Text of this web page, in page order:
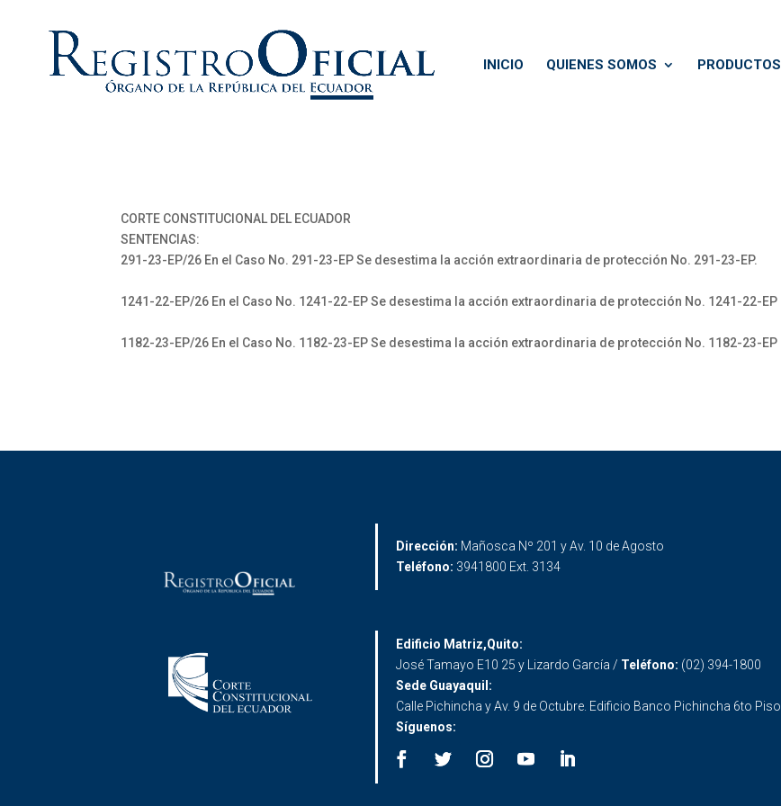
INICIO QUIENES SOMOS PRODUCTOS
CORTE CONSTITUCIONAL DEL ECUADOR
SENTENCIAS:
291-23-EP/26 En el Caso No. 291-23-EP Se desestima la acción extraordinaria de protección No. 291-23-EP.
1241-22-EP/26 En el Caso No. 1241-22-EP Se desestima la acción extraordinaria de protección No. 1241-22-EP
1182-23-EP/26 En el Caso No. 1182-23-EP Se desestima la acción extraordinaria de protección No. 1182-23-EP
Dirección: Mañosca Nº 201 y Av. 10 de Agosto
Teléfono: 3941800 Ext. 3134
Edificio Matriz,Quito:
José Tamayo E10 25 y Lizardo García / Teléfono: (02) 394-1800
Sede Guayaquil:
Calle Pichincha y Av. 9 de Octubre. Edificio Banco Pichincha 6to Piso
Síguenos: